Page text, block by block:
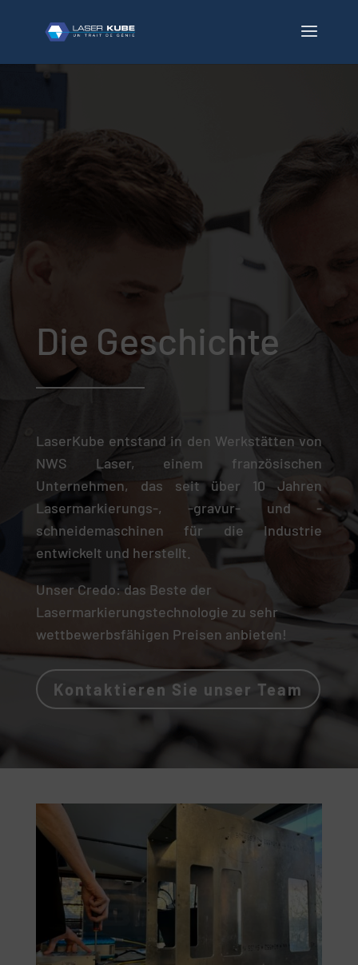
Die Geschichte
LaserKube entstand in den Werkstätten von
NWS Laser, einem französischen
Unternehmen, das seit über 10 Jahren
Lasermarkierungs-, -gravur- und -
schneidemaschinen für die Industrie
entwickelt und herstellt.
Unser Credo: das Beste der
Lasermarkierungstechnologie zu sehr
wettbewerbsfähigen Preisen anbieten!
Kontaktieren Sie unser Team